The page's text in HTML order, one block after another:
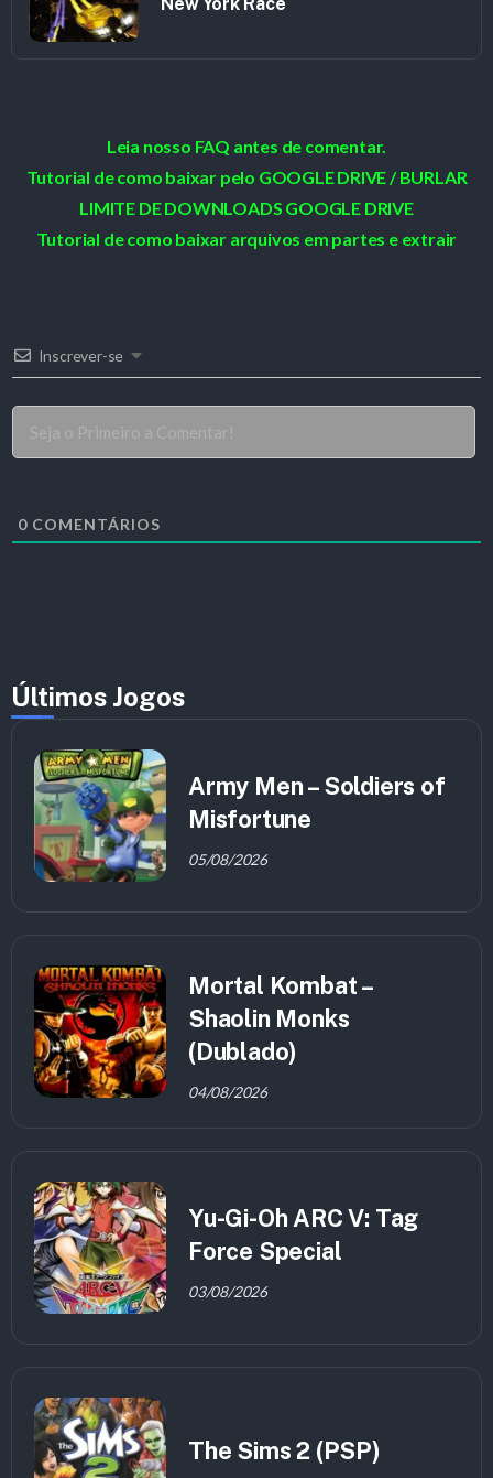
New York Race
Leia nosso FAQ antes de comentar.
Tutorial de como baixar pelo GOOGLE DRIVE / BURLAR
LIMITE DE DOWNLOADS GOOGLE DRIVE
Tutorial de como baixar arquivos em partes e extrair
Inscrever-se
0 COMENTÁRIOS
Últimos Jogos
Army Men – Soldiers of
Misfortune
05/08/2026
Mortal Kombat –
Shaolin Monks
(Dublado)
04/08/2026
Yu-Gi-Oh ARC V: Tag
Force Special
03/08/2026
The Sims 2 (PSP)